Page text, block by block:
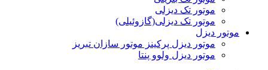
موتور تک دیزلی
موتور تک دیزلی(گازوئیلی)
موتور دیزل
موتور دیزل پرکینز موتور سازان تبریز
موتور دیزل ولوو پنتا